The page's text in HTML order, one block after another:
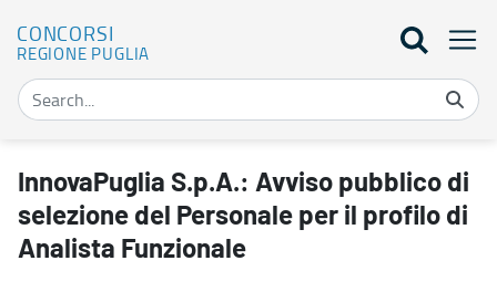
CONCORSI
REGIONE PUGLIA
InnovaPuglia S.p.A.: Avviso pubblico di selezione del Personale
InnovaPuglia S.p.A.: Avviso pubblico di
selezione del Personale per il profilo di
Analista Funzionale